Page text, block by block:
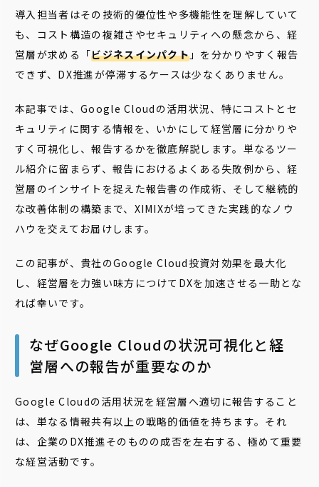
導入担当者はその技術的優位性や多機能性を理解していて
も、コスト構造の複雑さやセキュリティへの懸念から、経
営層が求める「ビジネスインパクト 」を分かりやすく報告
できず、DX推進が停滞するケースは少なくありません。
本記事では、Google Cloudの活用状況、特にコストとセ
キュリティに関する情報を、いかにして経営層に分かりや
すく可視化し、報告するかを徹底解説します。単なるツー
ル紹介に留まらず、報告におけるよくある失敗例から、経
営層のインサイトを捉えた報告書の作成術、そして継続的
な改善体制の構築まで、XIMIXが培ってきた実践的なノウ
ハウを交えてお届けします。
この記事が、貴社のGoogle Cloud投資対効果を最大化
し、経営層を力強い味方につけてDXを加速させる一助とな
れば幸いです。
なぜGoogle Cloudの状況可視化と経
営層への報告が重要なのか
Google Cloudの活用状況を経営層へ適切に報告すること
は、単なる情報共有以上の戦略的価値を持ちます。それ
は、企業のDX推進そのものの成否を左右する、極めて重要
な経営活動です。